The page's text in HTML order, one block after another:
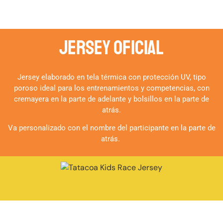
JERSEY OFICIAL
Jersey elaborado en tela térmica con protección UV, tipo
poroso ideal para los entrenamientos y competencias, con
cremayera en la parte de adelante y bolsillos en la parte de
atrás.
Va personalizado con el nombre del participante en la parte de
atrás.